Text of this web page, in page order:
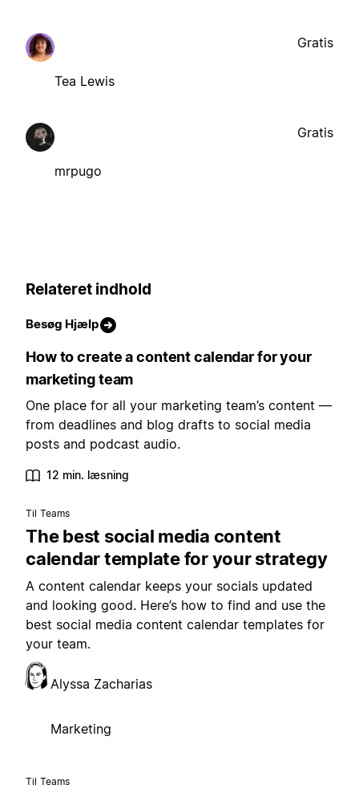
Tea Lewis
Gratis
mrpugo
Gratis
Relateret indhold
Besøg Hjælp
How to create a content calendar for your
marketing team
One place for all your marketing team’s content —
from deadlines and blog drafts to social media
posts and podcast audio.
12 min. læsning
Til Teams
The best social media content
calendar template for your strategy
A content calendar keeps your socials updated
and looking good. Here’s how to find and use the
best social media content calendar templates for
your team.
Alyssa Zacharias
Marketing
Til Teams